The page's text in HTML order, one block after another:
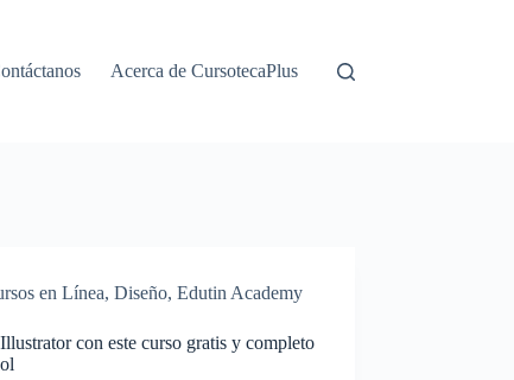
Acerca de CursotecaPlus
en Línea,Diseño,Edutin Academy
con este curso gratis y completo